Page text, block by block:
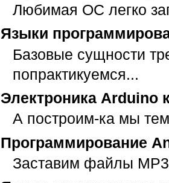
Любимая ОС легко
Языки
Базовые сущности
попрактикуемся...
Электроника Arduino
А построим-ка мы
Программирование
Заставим файлы